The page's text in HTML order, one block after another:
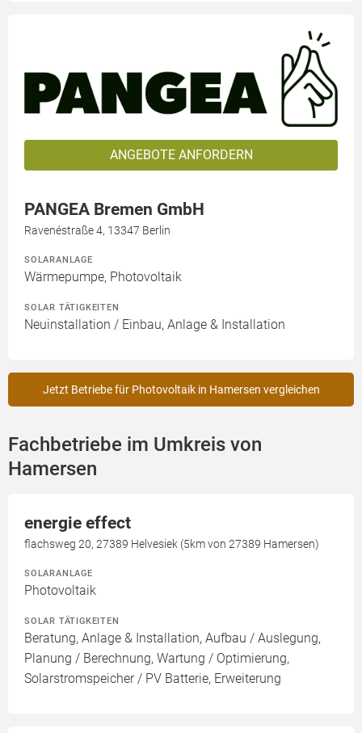
ANGEBOTE ANFORDERN
PANGEA Bremen GmbH
Ravenéstraße 4, 13347 Berlin
SOLARANLAGE
Wärmepumpe, Photovoltaik
SOLAR TÄTIGKEITEN
Neuinstallation / Einbau, Anlage & Installation
Jetzt Betriebe für Photovoltaik in Hamersen vergleichen
Fachbetriebe im Umkreis von
Hamersen
energie effect
flachsweg 20, 27389 Helvesiek (5km von 27389 Hamersen)
SOLARANLAGE
Photovoltaik
SOLAR TÄTIGKEITEN
Beratung, Anlage & Installation, Aufbau / Auslegung,
Planung / Berechnung, Wartung / Optimierung,
Solarstromspeicher / PV Batterie, Erweiterung